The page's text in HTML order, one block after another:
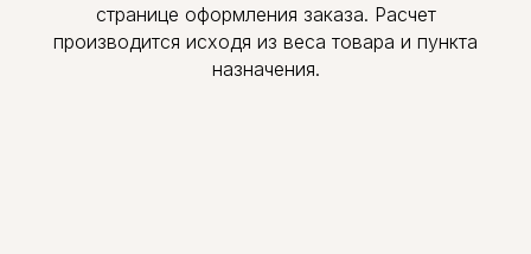
странице оформления заказа. Расчет
производится исходя из веса товара и пункта
назначения.